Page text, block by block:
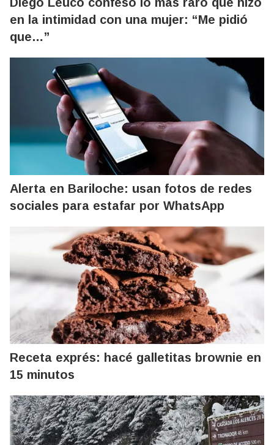
en la intimidad con una mujer: “Me pidió
que…”
Alerta en Bariloche: usan fotos de redes
sociales para estafar por WhatsApp
Receta exprés: hacé galletitas brownie en
15 minutos